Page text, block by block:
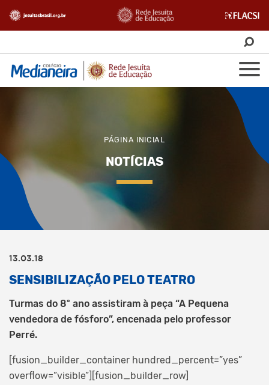
PÁGINA INICIAL
NOTÍCIAS
13.03.18
SENSIBILIZAÇÃO PELO TEATRO
Turmas do 8º ano assistiram à peça “A Pequena
vendedora de fósforo”, encenada pelo professor
Perré.
[fusion_builder_container hundred_percent=”yes”
overflow=”visible”][fusion_builder_row]